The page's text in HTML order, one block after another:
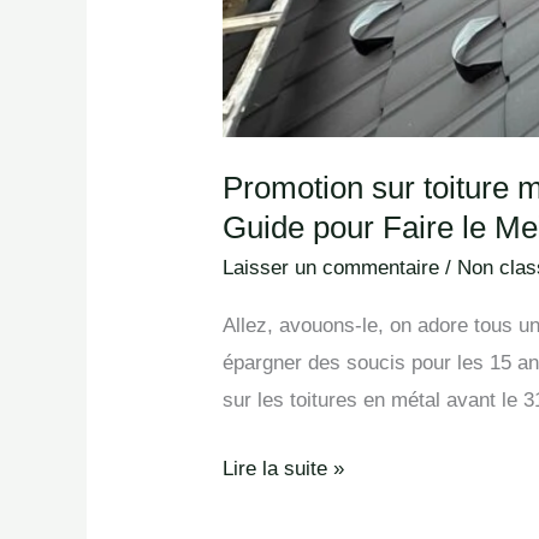
Promotion sur toiture
Guide pour Faire le
Laisser un commentaire / Non
Allez, avouons-le, on adore tous
épargner des soucis pour les 15
sur les toitures en métal avant le
pour
Faire
le
Meilleur
Lire la suite »